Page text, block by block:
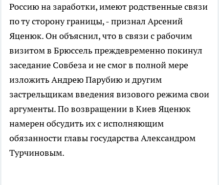
Россию на заработки, имеют родственные связи
по ту сторону границы, - признал Арсений
Яценюк. Он объяснил, что в связи с рабочим
визитом в Брюссель преждевременно покинул
заседание Совбеза и не смог в полной мере
изложить Андрею Парубию и другим
застрельщикам введения визового режима свои
аргументы. По возвращении в Киев Яценюк
намерен обсудить их с исполняющим
обязанности главы государства Александром
Турчиновым.